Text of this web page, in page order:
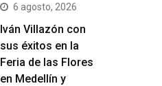
6 agosto, 2026
Iván Villazón con
sus éxitos en la
Feria de las Flores
en Medellín y